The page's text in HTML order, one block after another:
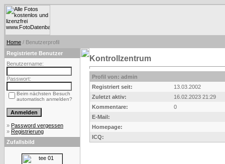
Home / Benutzerprofil
Registrierte Benutzer
Benutzername:
Passwort:
Beim nächsten Besuch
automatisch anmelden?
» Password vergessen
» Registrierung
Zufallsbild
Kontrollzentrum
Profil von: admin
Registriert seit:
13.03.2002
Zuletzt aktiv:
16.02.2023 21:29
Kommentare:
0
E-Mail:
Homepage:
ICQ: